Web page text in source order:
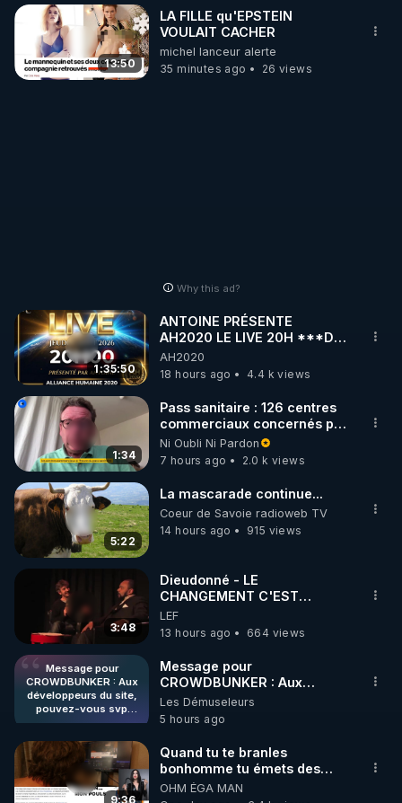
13:50
LA FILLE qu'EPSTEIN
VOULAIT CACHER
michel lanceur alerte
35 minutes ago
26 views
Why this ad?
1:35:50
ANTOINE PRÉSENTE
AH2020 LE LIVE 20H ***DU
06/08/2026***
AH2020
18 hours ago
4.4 k views
1:34
Pass sanitaire : 126 centres
commerciaux concernés par
l'obligation dans toute la
France
Ni Oubli Ni Pardon
7 hours ago
2.0 k views
5:22
La mascarade continue...
Coeur de Savoie radioweb TV
14 hours ago
915 views
3:48
Dieudonné - LE
CHANGEMENT C'EST
MAINTENANT
LEF
13 hours ago
664 views
Message pour
CROWDBUNKER : Aux
développeurs du site,
pouvez-vous svp
remettre la
"Les plus récents" car
c'est une
fonctionnalité bien
pratique et sans ça,
Message pour
CROWDBUNKER : Aux
développeurs du site,
pouvez-vous svp remettre la
fonctionnalité de tri par "Les
plus récents" car c'est une
fonctionnalité bien pratique
et sans ça, nous n'avons pas
envie de perdre du temps à
Les Démuseleurs
5 hours ago
9:36
Quand tu te branles
bonhomme tu émets des
ondes ils ont juste omis de
OHM ÉGA MAN